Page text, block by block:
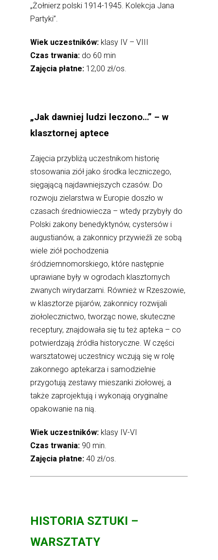
„Żołnierz polski 1914-1945. Kolekcja Jana
Partyki”.
Wiek uczestników: klasy IV – VIII
Czas trwania: do 60 min
Zajęcia płatne: 12,00 zł/os.
„Jak dawniej ludzi leczono…” – w
klasztornej aptece
Zajęcia przybliżą uczestnikom historię
stosowania ziół jako środka leczniczego,
sięgającą najdawniejszych czasów. Do
rozwoju zielarstwa w Europie doszło w
czasach średniowiecza – wtedy przybyły do
Polski zakony benedyktynów, cystersów i
augustianów, a zakonnicy przywieźli ze sobą
wiele ziół pochodzenia
śródziemnomorskiego, które następnie
uprawiane były w ogrodach klasztornych
zwanych wirydarzami. Również w Rzeszowie,
w klasztorze pijarów, zakonnicy rozwijali
ziołolecznictwo, tworząc nowe, skuteczne
receptury, znajdowała się tu też apteka – co
potwierdzają źródła historyczne. W części
warsztatowej uczestnicy wczują się w rolę
zakonnego aptekarza i samodzielnie
przygotują zestawy mieszanki ziołowej, a
także zaprojektują i wykonają oryginalne
opakowanie na nią.
Wiek uczestników: klasy IV-VI
Czas trwania: 90 min.
Zajęcia płatne: 40 zł/os.
HISTORIA SZTUKI –
WARSZTATY